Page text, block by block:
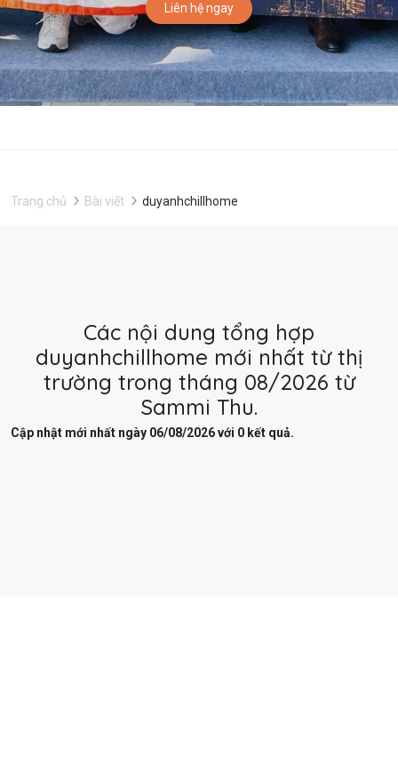
Liên hệ ngay
Trang chủ Bài viết duyanhchillhome
Các nội dung tổng hợp
duyanhchillhome mới nhất từ thị
trường trong tháng 08/2026 từ
Sammi Thu.
Cập nhật mới nhất ngày 06/08/2026 với 0 kết quả.